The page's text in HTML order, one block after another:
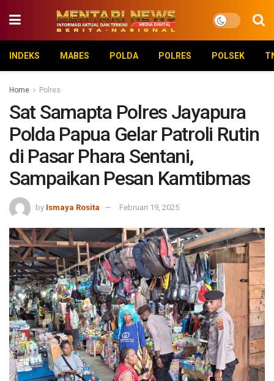
INDEKS MABES POLDA POLRES POLSEK
Home Polres
Sat Samapta Polres Jayapura
Polda Papua Gelar Patroli Rutin
di Pasar Phara Sentani,
Sampaikan Pesan Kamtibmas
by Ismaya Rosita Februari 19, 2025